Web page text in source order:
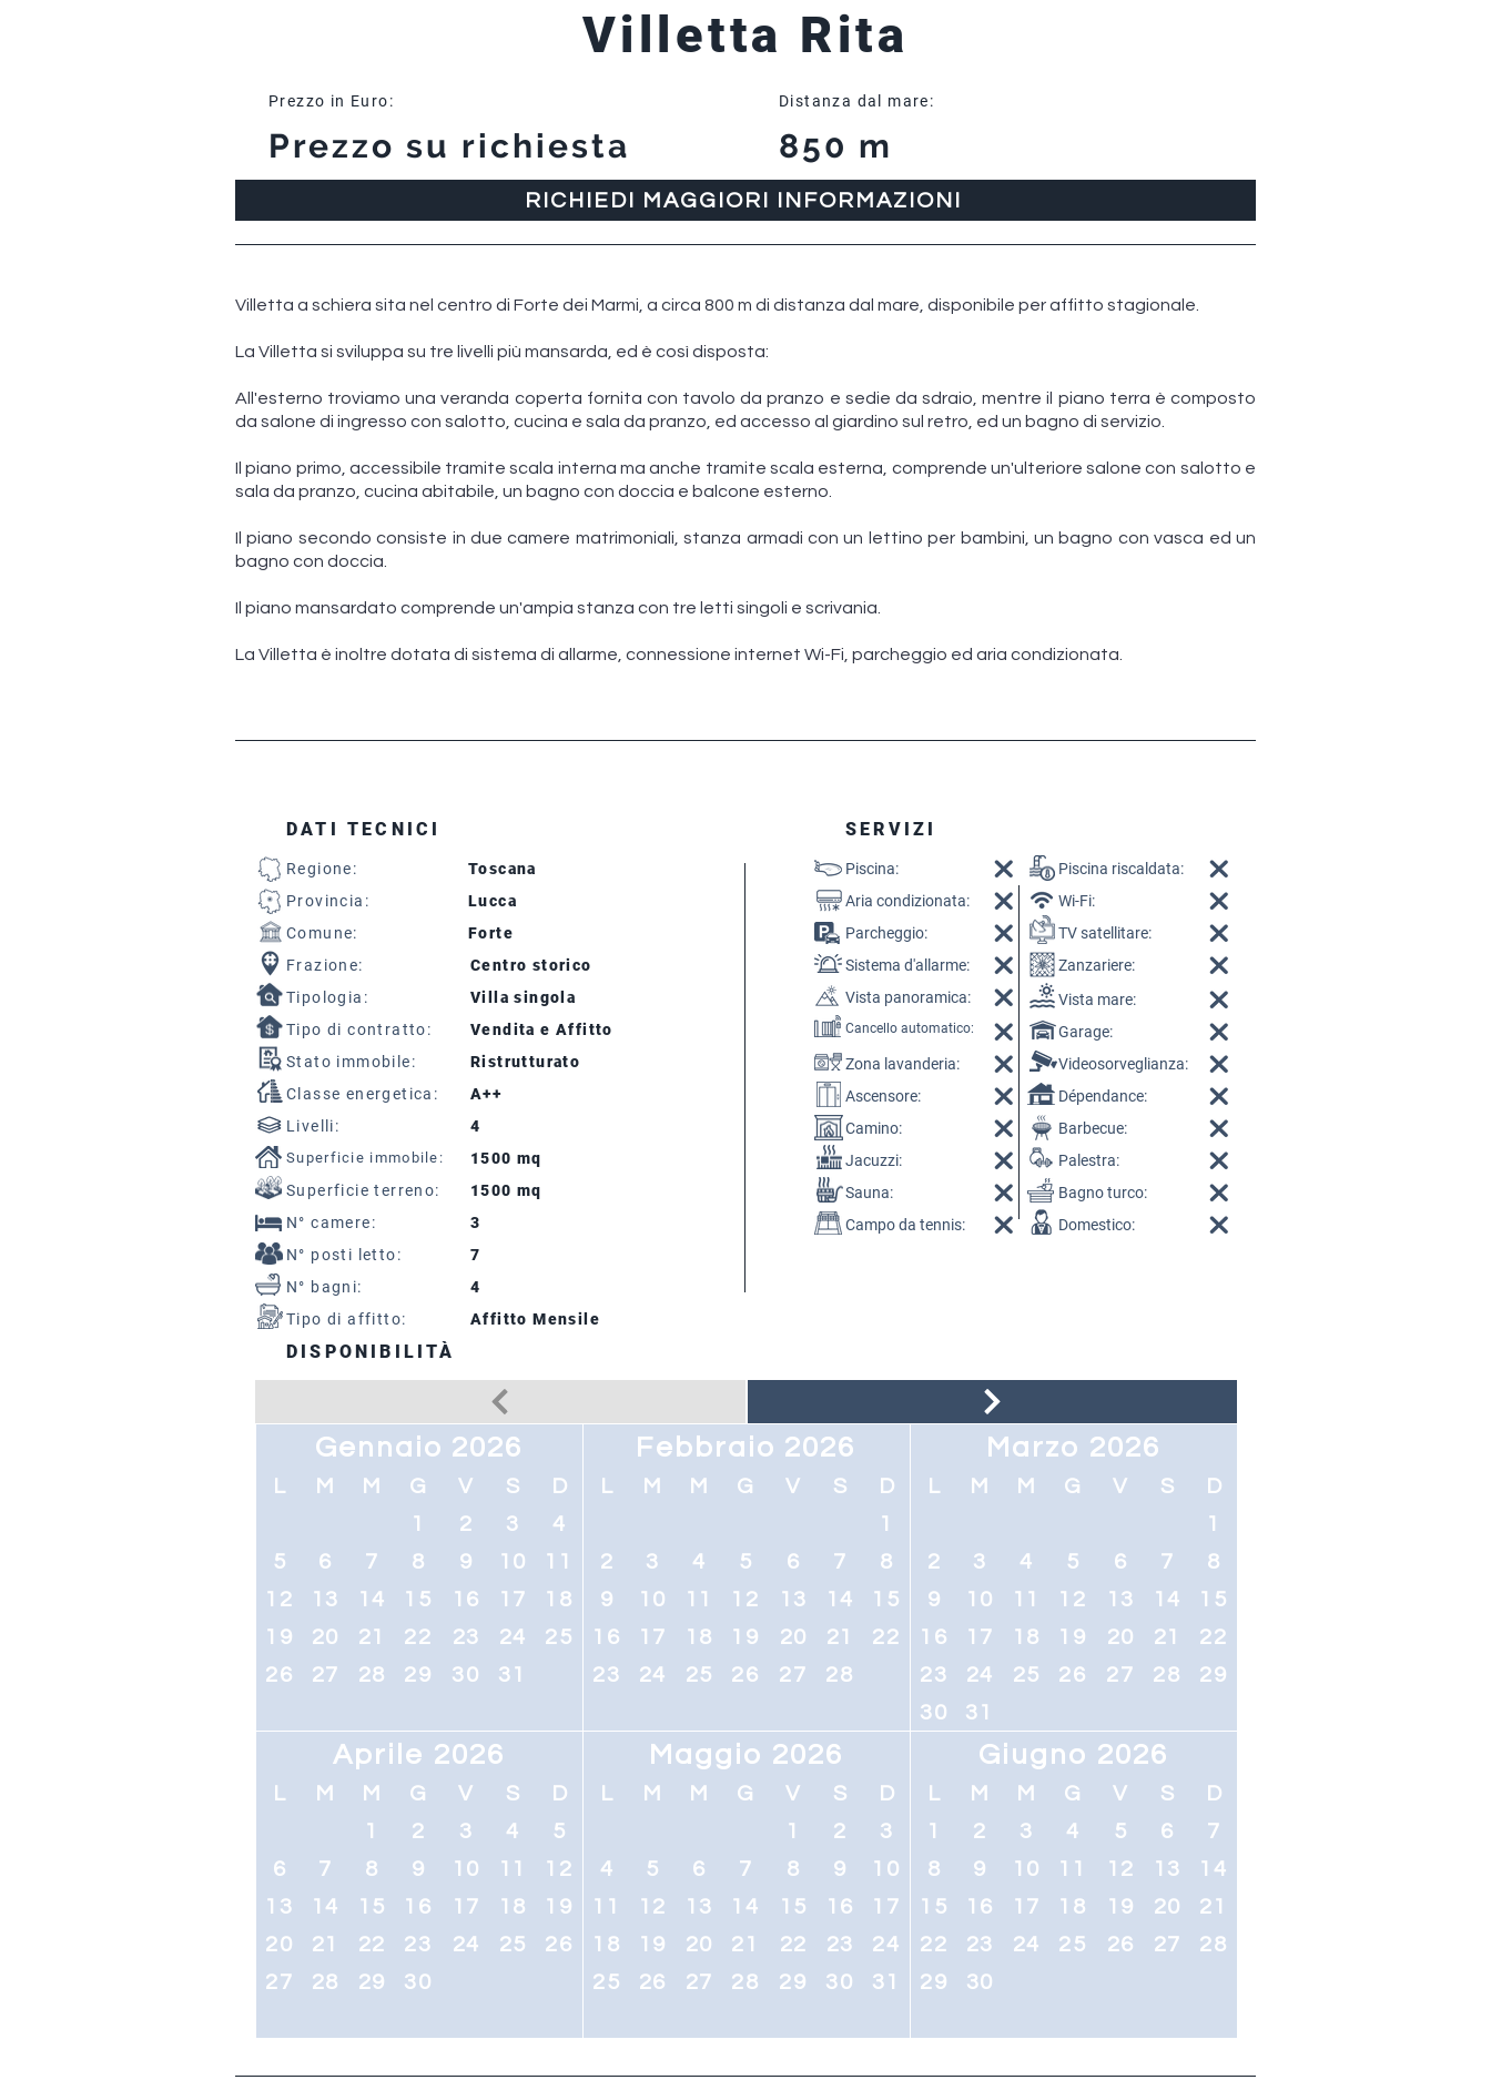
Villetta Rita
Prezzo in Euro:
Prezzo su richiesta
Distanza dal mare:
850 m
RICHIEDI MAGGIORI INFORMAZIONI
Villetta a schiera sita nel centro di Forte dei Marmi, a circa 800 m di distanza dal mare, disponibile per affitto stagionale.
La Villetta si sviluppa su tre livelli più mansarda, ed è così disposta:
All'esterno troviamo una veranda coperta fornita con tavolo da pranzo e sedie da sdraio, mentre il piano terra è composto
da salone di ingresso con salotto, cucina e sala da pranzo, ed accesso al giardino sul retro, ed un bagno di servizio.
Il piano primo, accessibile tramite scala interna ma anche tramite scala esterna, comprende un'ulteriore salone con salotto e
sala da pranzo, cucina abitabile, un bagno con doccia e balcone esterno.
Il piano secondo consiste in due camere matrimoniali, stanza armadi con un lettino per bambini, un bagno con vasca ed un
bagno con doccia.
Il piano mansardato comprende un'ampia stanza con tre letti singoli e scrivania.
La Villetta è inoltre dotata di sistema di allarme, connessione internet Wi-Fi, parcheggio ed aria condizionata.
DATI TECNICI SERVIZI
Regione:
Toscana
Provincia:
Lucca
Comune:
Forte
Frazione:
Centro storico
Tipologia:
Villa singola
Tipo di contratto:
Vendita e Affitto
Piscina:
Aria condizionata:
Parcheggio:
Sistema d'allarme:
Vista panoramica:
Cancello automatico:
Piscina riscaldata:
Wi-Fi:
TV satellitare:
Zanzariere:
Vista mare:
Garage:
Stato immobile:
Classe energetica:
Livelli:
Superficie immobile:
Superficie terreno:
N° camere:
N° posti letto:
Ristrutturato Zona lavanderia:
Videosorveglianza:
Ascensore:
A++
Dépendance:
4
1500 mq
1500 mq
3
Camino:
Jacuzzi:
Sauna:
Campo da tennis:
Barbecue:
Palestra:
Bagno turco:
Domestico:
7
N° bagni:
4
Tipo di affitto:
Affitto Mensile
DISPONIBILITÀ
Gennaio 2026
L M M G V S
D
1
2 3
4
5
6 7 8 9 10
11
12
13 14 15 16 17
18
19
20 21 22 23 24
25
26
27 28 29 30 31
Aprile 2026
L M M G V S
D
1
2 3 4
5
6
7 8 9 10 11
12
13
14 15 16 17 18
19
20
21 22 23 24 25
26
27
28 29 30
Febbraio 2026
L M M G V S
D
1
2
3 4 5 6 7
8
9
10 11 12 13 14
15
16
17 18 19 20 21
22
23
24 25 26 27 28
Maggio 2026
L M M G V S
D
1
2
3
4
5 6 7 8 9
10
11
12 13 14 15 16
17
18
19 20 21 22 23
24
25
26 27 28 29 30 31
Marzo 2026
L M M G V S
D
1
2
3 4 5 6 7
8
9
10 11 12 13 14
15
16
17 18 19 20 21
22
23
24 25 26 27 28
29
30
31
Giugno 2026
L M M G V S
D
1
2 3 4 5 6
7
8
9 10 11 12 13
14
15
16 17 18 19 20
21
22
23 24 25 26 27
28
29
30